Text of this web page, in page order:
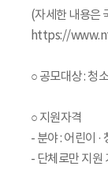
(자세한 내용은
https://
○ 공모대상 : 청
○ 지원자격
- 분야 : 어린이 ·
- 단체로만 지원